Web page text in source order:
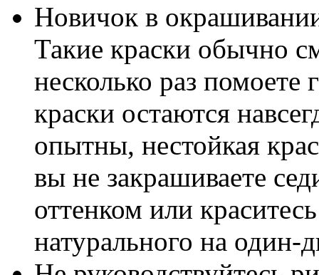
Новичок в
Такие краски обычно
несколько раз помоете
краски остаются
опытны, нестойкая
вы не закрашиваете
оттенком или
натурального на один-